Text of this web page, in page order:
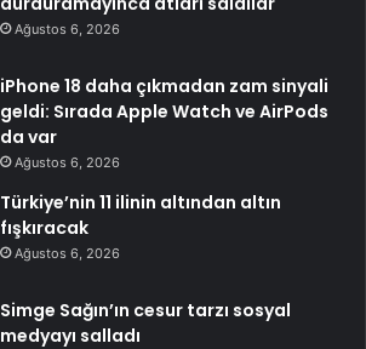
Ağustos 6, 2026
iPhone 18 daha çıkmadan zam sinyali
geldi: Sırada Apple Watch ve AirPods
da var
Ağustos 6, 2026
Türkiye’nin 11 ilinin altından altın
fışkıracak
Ağustos 6, 2026
Simge Sağın’ın cesur tarzı sosyal
medyayı salladı